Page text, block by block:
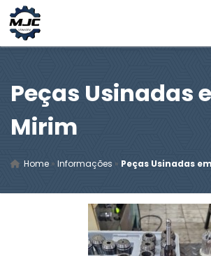
Peças Usinadas
Mirim
Home » Informações » Peças Usinadas